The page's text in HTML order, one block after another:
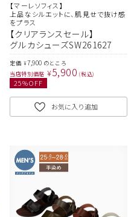
【マーレソフィス】
上品なシルエットに、肌見せで抜け感
をプラス
【クリアランスセール】
グルカシューズSW261627
定価 ¥7,900 のところ
当店特別価格 ¥5,900 税込
25%OFF
お気に入り追加